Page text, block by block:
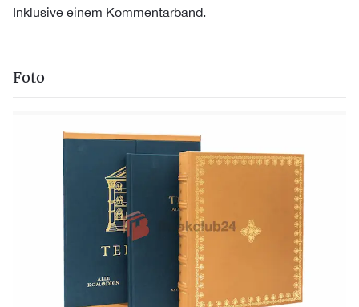
Inklusive einem Kommentarband.
Foto